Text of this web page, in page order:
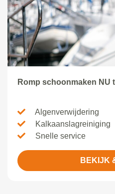
Romp schoonmaken NU
Algenverwijdering
Kalkaanslagreiniging
Snelle service
BEKIJK